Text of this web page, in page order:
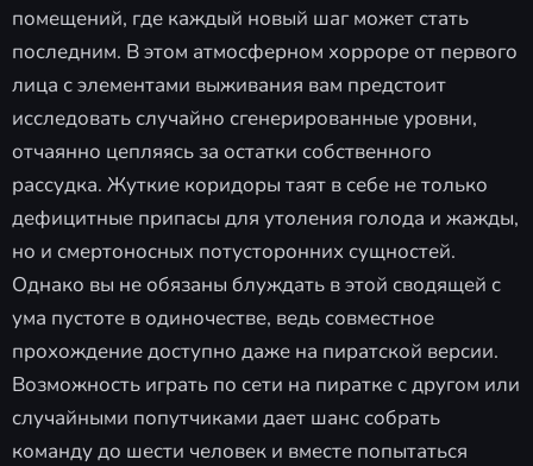
помещений, где каждый новый шаг может стать
последним. В этом атмосферном хорроре от первого
лица с элементами выживания вам предстоит
исследовать случайно сгенерированные уровни,
отчаянно цепляясь за остатки собственного
рассудка. Жуткие коридоры таят в себе не только
дефицитные припасы для утоления голода и жажды,
но и смертоносных потусторонних сущностей.
Однако вы не обязаны блуждать в этой сводящей с
ума пустоте в одиночестве, ведь совместное
прохождение доступно даже на пиратской версии.
Возможность играть по сети на пиратке с другом или
случайными попутчиками дает шанс собрать
команду до шести человек и вместе попытаться